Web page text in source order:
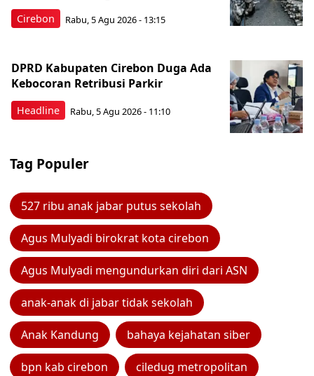
Cirebon Rabu, 5 Agu 2026 - 13:15
Headline
DPRD Kabupaten Cirebon Duga Ada
Kebocoran Retribusi Parkir
Rabu, 5 Agu 2026 - 11:10
Tag Populer
527 ribu anak jabar putus sekolah
Agus Mulyadi birokrat kota cirebon
Agus Mulyadi mengundurkan diri dari ASN
anak-anak di jabar tidak sekolah
Anak Kandung bahaya kejahatan siber
bpn kab cirebon ciledug metropolitan